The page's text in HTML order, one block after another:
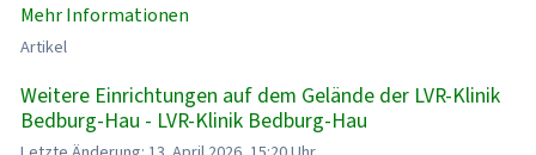
Mehr Informationen
Artikel
Weitere Einrichtungen auf dem Gelände der LVR-Klinik
Bedburg-Hau - LVR-Klinik Bedburg-Hau